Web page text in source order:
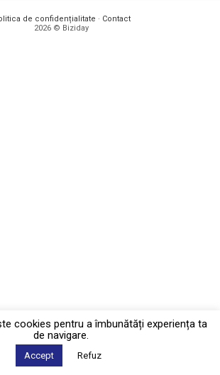
de confidențialitate · Contact
2026 © Biziday
cookies pentru a îmbunătăți experiența ta
de navigare.
Accept Refuz